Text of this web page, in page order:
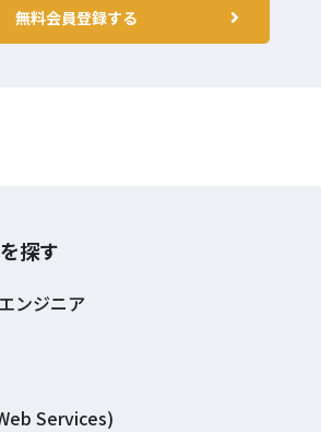
無料会員登録する
探す
ンジニア
Services)